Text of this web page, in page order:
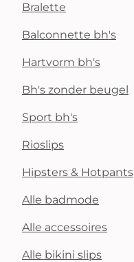
Bralette
Balconnette bh's
Hartvorm bh's
Bh's zonder beugel
Sport bh's
Rioslips
Hipsters & Hotpants
Alle badmode
Alle accessoires
Alle bikini slips